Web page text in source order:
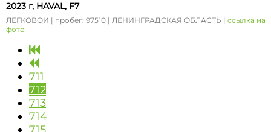
2023 г, HAVAL, F7
ЛЕГКОВОЙ | пробег: 97510 | ЛЕНИНГРАДСКАЯ ОБЛАСТЬ | ссылка на
фото
711
712
713
714